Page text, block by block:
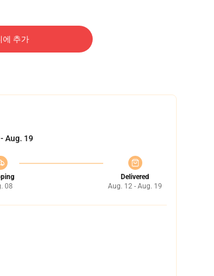
에 추가
Aug. 19
08
Delivered
Aug. 12 - Aug. 19